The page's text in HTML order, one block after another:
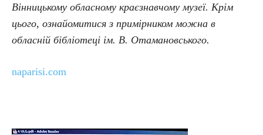
Вінницькому обласному краєзнавчому музеї. Крім
цього, ознайомитися з примірником можна в
обласній бібліотеці ім. В. Отамановського.
naparisi.com